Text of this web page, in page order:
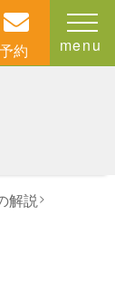
予約 menu
解説>